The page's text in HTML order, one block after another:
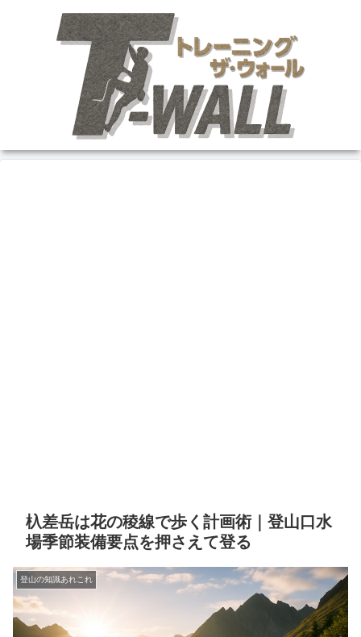
杁差岳は花の稜線で歩く計画術｜登山口水
場季節装備要点を押さえて登る
登山の知識あれこれ